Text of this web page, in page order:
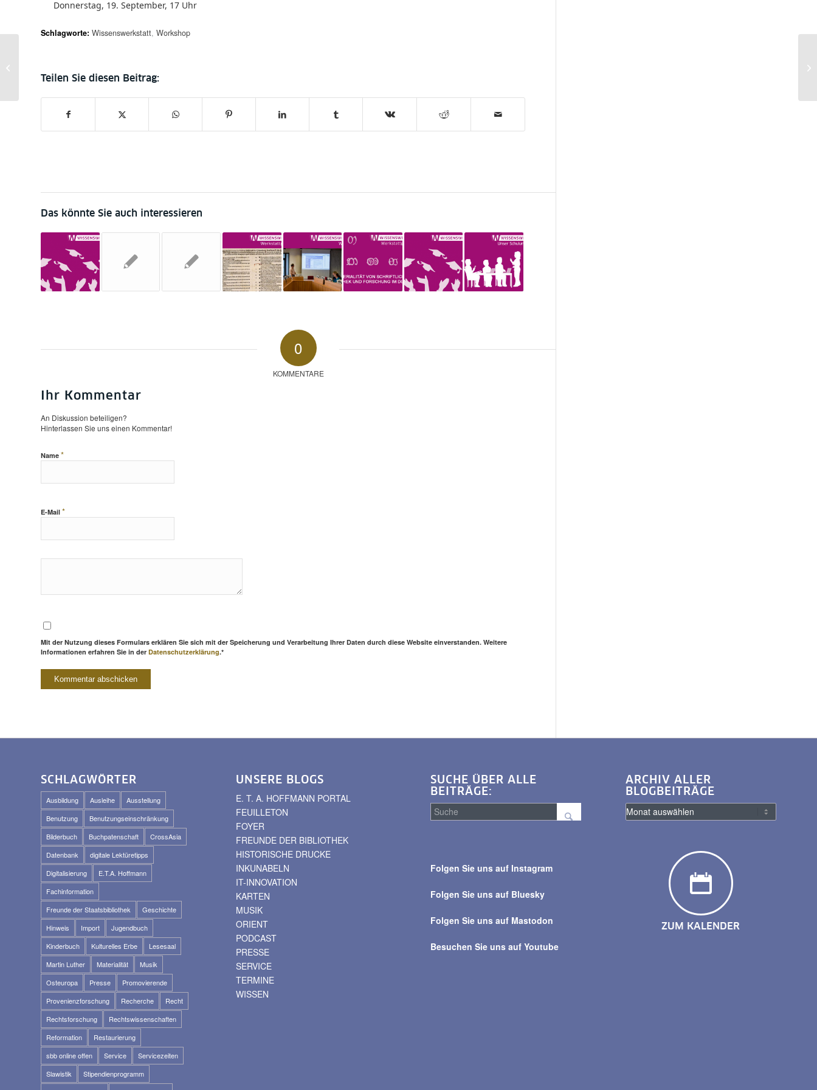
Donnerstag, 19. September, 17 Uhr
Schlagworte: Wissenswerkstatt, Workshop
Das könnte Sie auch interessieren
0
KOMMENTARE
Ihr Kommentar
An Diskussion beteiligen?
Hinterlassen Sie uns einen Kommentar!
Name *
E-Mail *
Mit der Nutzung dieses Formulars erklären Sie sich mit der Speicherung und Verarbeitung Ihrer Daten durch diese Website einverstanden. Weitere
Informationen erfahren Sie in der Datenschutzerklärung.*
SCHLAGWÖRTER
Ausbildung Ausleihe
Ausstellung
Benutzung
Benutzungseinschränkung
Bilderbuch
Buchpatenschaft
CrossAsia
Datenbank
digitale Lektüretipps
Digitalisierung
E.T.A. Hoffmann
Fachinformation
Freunde der Staatsbibliothek
Geschichte
Hinweis
Import
Jugendbuch
Kinderbuch
Kulturelles Erbe
Lesesaal
Martin Luther
Materialität
Musik
Osteuropa
Presse
Promovierende
Provenienzforschung
Recherche
Recht
Rechtsforschung
Rechtswissenschaften
Reformation
Restaurierung
sbb online offen
Service
Servicezeiten
Slawistik
Stipendienprogramm
UNSERE BLOGS
E. T. A. HOFFMANN PORTAL
FEUILLETON
FOYER
FREUNDE DER BIBLIOTHEK
HISTORISCHE DRUCKE
INKUNABELN
IT-INNOVATION
KARTEN
MUSIK
ORIENT
PODCAST
PRESSE
SERVICE
TERMINE
WISSEN
SUCHE ÜBER ALLE
BEITRÄGE:
alle
Folgen Sie uns auf Instagram
Folgen Sie uns auf Bluesky
Folgen Sie uns auf Mastodon
Besuchen Sie uns auf Youtube
ARCHIV ALLER
BLOGBEITRÄGE
ZUM KALENDER
Germany, 1908-1918: